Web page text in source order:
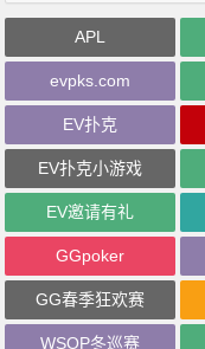
APL
evpks.com
EV扑克
EV扑克小游戏
EV邀请有礼
GGpoker
GG春季狂欢赛
WSOP冬巡赛